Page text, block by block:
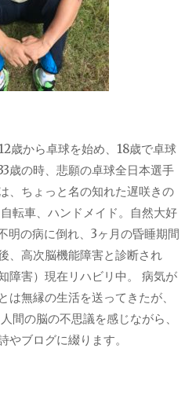
歳から卓球を始め、18歳で卓球
歳の時、悲願の卓球全日本選手
、ちょっと名の知れた遅咲きの
転車、ハンドメイド。自然大好
明の病に倒れ、3ヶ月の昏睡期間
、高次脳機能障害と診断され
障害）現在リハビリ中。 病気が
は無縁の生活を送ってきたが、
間の脳の不思議を感じながら、
やブログに綴ります。